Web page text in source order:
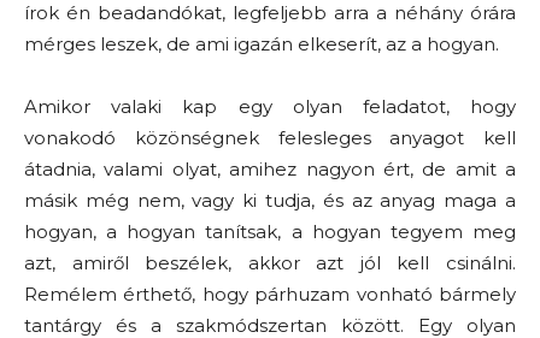
írok én beadandókat, legfeljebb arra a néhány órára
mérges leszek, de ami igazán elkeserít, az a hogyan.
Amikor valaki kap egy olyan feladatot, hogy
vonakodó közönségnek felesleges anyagot kell
átadnia, valami olyat, amihez nagyon ért, de amit a
másik még nem, vagy ki tudja, és az anyag maga a
hogyan, a hogyan tanítsak, a hogyan tegyem meg
azt, amiről beszélek, akkor azt jól kell csinálni.
Remélem érthető, hogy párhuzam vonható bármely
tantárgy és a szakmódszertan között. Egy olyan